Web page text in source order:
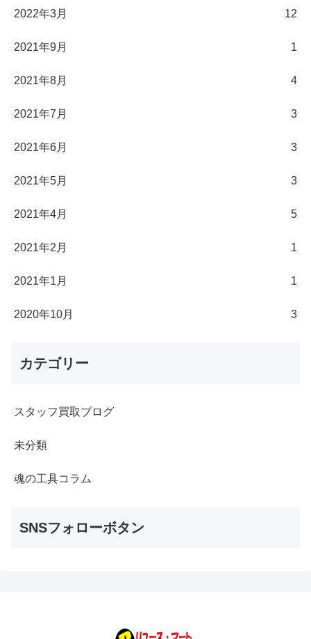
2022年3月 12
2021年9月 1
2021年8月 4
2021年7月 3
2021年6月 3
2021年5月 3
2021年4月 5
2021年2月 1
2021年1月 1
2020年10月 3
カテゴリー
スタッフ買取ブログ
未分類
魂の工具コラム
SNSフォローボタン